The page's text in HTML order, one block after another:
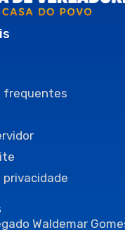
frequentes
privacidade
Waldemar